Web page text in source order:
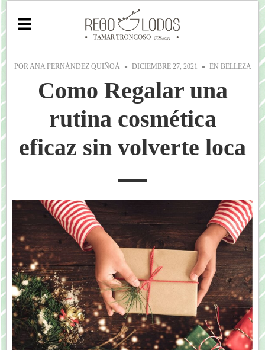
POR ANA FERNÁNDEZ QUIÑOÁ DICIEMBRE 27, 2021 EN BELLEZA
Como Regalar una
rutina cosmética
eficaz sin volverte loca